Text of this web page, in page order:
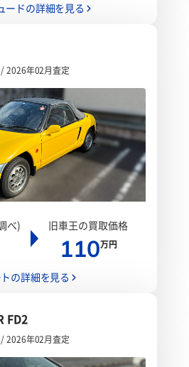
ードの詳細を見る
2026年02月査定
べ) 旧車王の買取価格
110万円
の詳細を見る
FD2
2026年02月査定